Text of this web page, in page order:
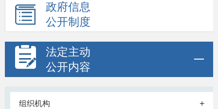
政府信息
公开制度
法定主动
公开内容
组织机构 +